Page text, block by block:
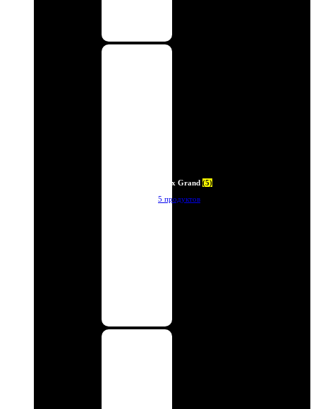
Deux Grand (5)
5 продуктов